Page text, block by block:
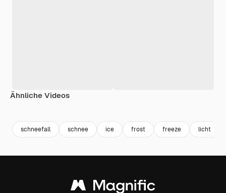
Ähnliche Videos
schneefall schnee ice frost freeze licht